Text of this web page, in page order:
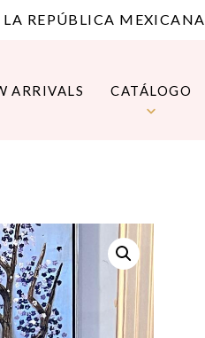
REPÚBLICA MEXICANA
ARRIVALS CATÁLOGO